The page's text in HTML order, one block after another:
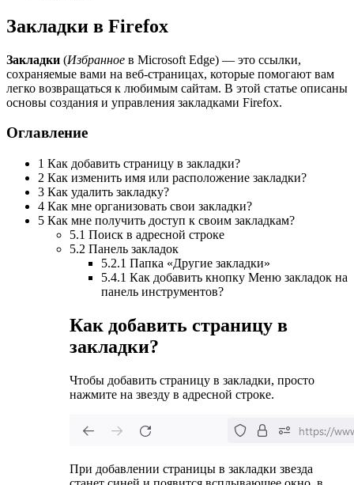
Закладки в Firefox
Закладки (Избранное в Microsoft Edge) — это ссылки,
сохраняемые вами на веб-страницах, которые помогают вам
легко возвращаться к любимым сайтам. В этой статье описаны
основы создания и управления закладками Firefox.
Оглавление
1 Как добавить страницу в закладки?
2 Как изменить имя или расположение закладки?
3 Как удалить закладку?
4 Как мне организовать свои закладки?
5 Как мне получить доступ к своим закладкам?
5.1 Поиск в адресной строке
5.2 Панель закладок
5.2.1 Папка «Другие закладки»
5.4.1 Как добавить кнопку Меню закладок на
панель инструментов?
Как добавить страницу в
закладки?
Чтобы добавить страницу в закладки, просто
нажмите на звезду в адресной строке.
При добавлении страницы в закладки звезда